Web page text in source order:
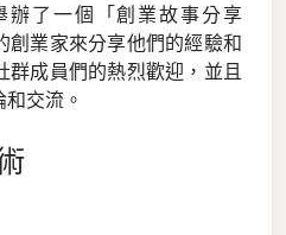
辦了一個「創業故事分享
創業家來分享他們的經驗和
群成員們的熱烈歡迎，並且
交流。